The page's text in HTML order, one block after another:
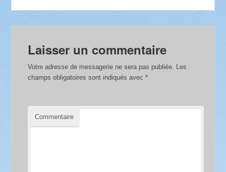
Laisser un commentaire
Votre adresse de messagerie ne sera pas publiée.
Les
champs obligatoires sont indiqués avec*
Commentaire